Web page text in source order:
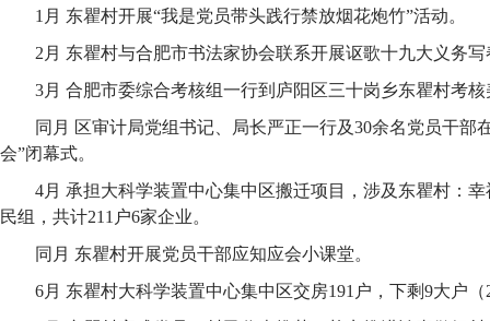
1月 东瞿村开展“我是党员带头践行禁放烟花炮竹”活动。
2月 东瞿村与合肥市书法家协会联系开展讴歌十九大义务
3月 合肥市委综合考核组一行到庐阳区三十岗乡东瞿村考
同月 区审计局党组书记、局长严正一行及30余名党员干部
会”闭幕式。
4月 承担大科学装置中心集中区搬迁项目，涉及东瞿村：
民组，共计211户6家企业。
同月 东瞿村开展党员干部应知应会小课堂。
6月 东瞿村大科学装置中心集中区交房191户，下剩9大户（